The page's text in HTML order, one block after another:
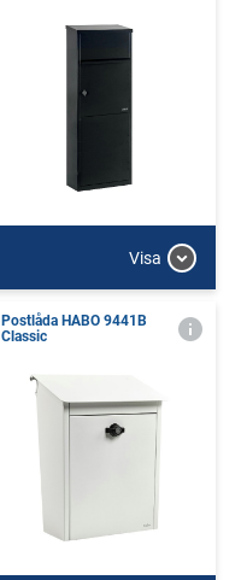
Visa
Postlåda HABO 9441B
Classic